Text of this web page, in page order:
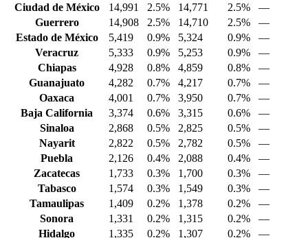
Ciudad de México
14,991 2.5% 14,771 2.5%
—
Guerrero
14,908 2.5% 14,710 2.5%
—
Estado de México
5,419 0.9% 5,324 0.9%
—
Veracruz
5,333 0.9% 5,253 0.9%
—
Chiapas
4,928 0.8% 4,859 0.8%
—
Guanajuato
4,282 0.7% 4,217 0.7%
—
Oaxaca
4,001 0.7% 3,950 0.7%
—
Baja California
3,374 0.6% 3,315 0.6%
—
Sinaloa
2,868 0.5% 2,825 0.5%
—
Nayarit
2,822 0.5% 2,782 0.5%
—
Puebla
2,126 0.4% 2,088 0.4%
—
Zacatecas
1,733 0.3% 1,700 0.3%
—
Tabasco
1,574 0.3% 1,549 0.3%
—
Tamaulipas
1,409 0.2% 1,378 0.2%
—
Sonora
1,331 0.2% 1,315 0.2%
—
Hidalgo
1,335 0.2% 1,307 0.2%
—